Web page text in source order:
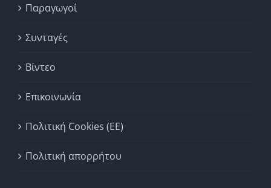
Παραγωγοί
Συνταγές
Βίντεο
Επικοινωνία
Πολιτική Cookies (ΕΕ)
Πολιτική απορρήτου